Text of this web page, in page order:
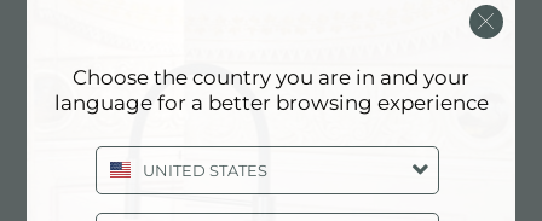
ÉVIERS SUPÉRIEURS SOLIDSURFACE
ÉVIERS VINTAGE
Choose the country you are in and your
language for a better browsing experience
UNITED STATES